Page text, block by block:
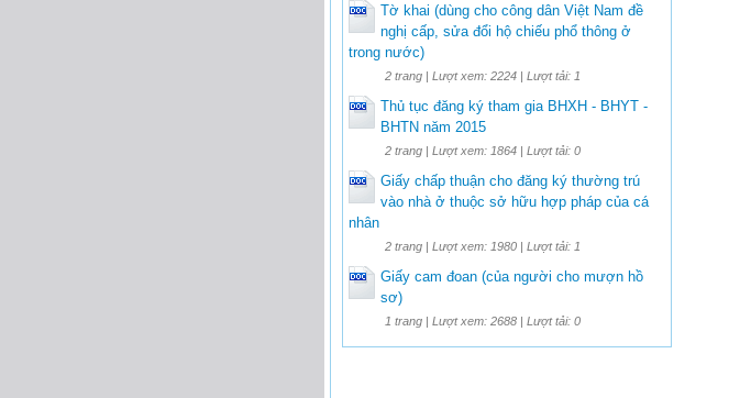
Tờ khai (dùng cho công dân Việt Nam đề
nghị cấp, sửa đổi hộ chiếu phổ thông ở
trong nước)
2 trang | Lượt xem: 2224 | Lượt tải: 1
Thủ tục đăng ký tham gia BHXH - BHYT -
BHTN năm 2015
2 trang | Lượt xem: 1864 | Lượt tải: 0
Giấy chấp thuận cho đăng ký thường trú
vào nhà ở thuộc sở hữu hợp pháp của cá
nhân
2 trang | Lượt xem: 1980 | Lượt tải: 1
Giấy cam đoan (của người cho mượn hồ
sơ)
1 trang | Lượt xem: 2688 | Lượt tải: 0